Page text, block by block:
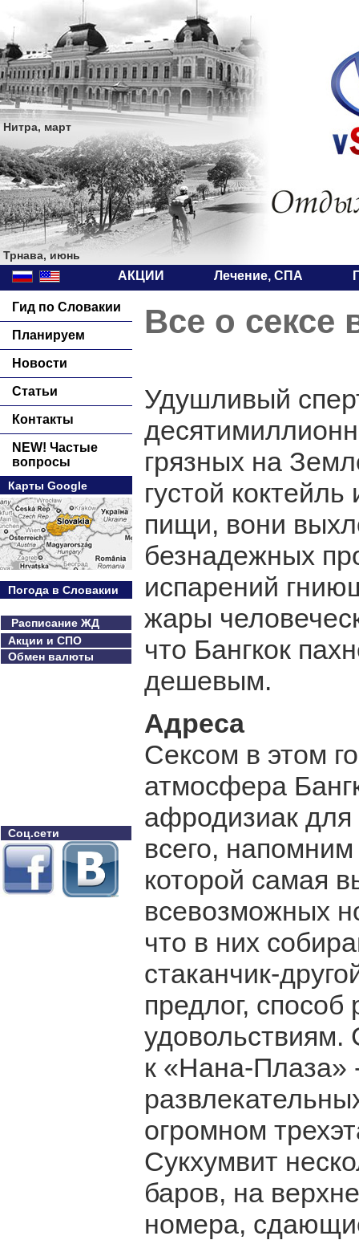
Нитра, март
Трнава, июнь
АКЦИИ Лечение, СПА
Гид по Словакии
Планируем
Новости
Статьи
Контакты
NEW! Частые
вопросы
Карты Google
Погода в Словакии
Расписание ЖД
Акции и СПО
Обмен валюты
Соц.сети
Все о сексе
Удушливый
грязных на
густой
пищи, вони
безнадежных
испарений
жары
что Бангкок
дешевым.
Адреса
Сексом в этом
атмосфера
афродизиак
всего,
которой самая
всевозможных
что в них
стаканчик-
предлог,
удовольствиям.
к «Нана-Плаза»
огромном
Сукхумвит
баров, на
номера,